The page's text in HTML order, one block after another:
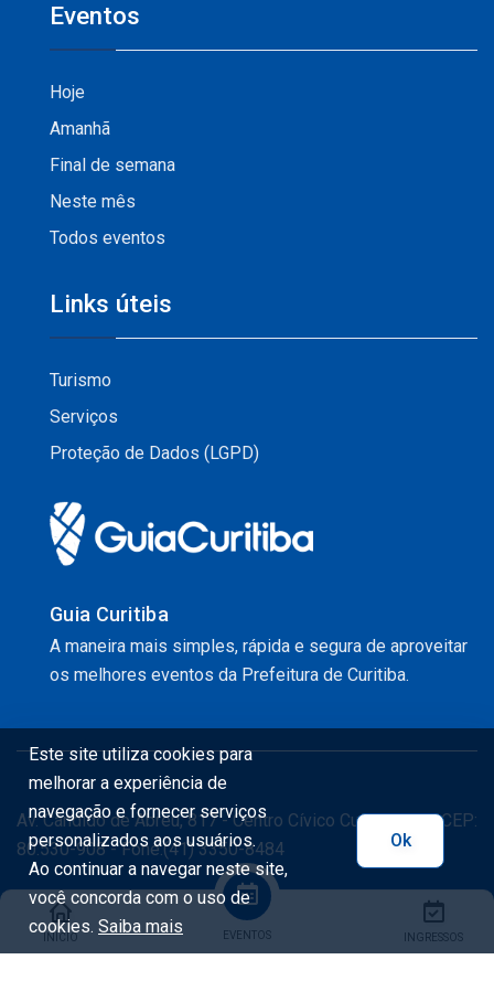
INÍCIO EVENTOS INGRESSOS
Este site utiliza cookies para
melhorar a experiência de
navegação e fornecer serviços
personalizados aos usuários.
Ao continuar a navegar neste site,
você concorda com o uso de
cookies. Saiba mais
Ok
Eventos
Hoje
Amanhã
Final de semana
Neste mês
Todos eventos
Links úteis
Turismo
Serviços
Proteção de Dados (LGPD)
Guia Curitiba
A maneira mais simples, rápida e segura de aproveitar
os melhores eventos da Prefeitura de Curitiba.
Av. Cândido de Abreu, 817 - Centro Cívico Curitiba - PR CEP:
80.530-908 - Fone:(41) 3350-8484